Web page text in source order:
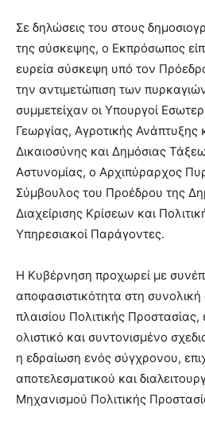
Σε δηλώσεις του στους
της σύσκεψης, ο Εκπρόσωπος
ευρεία σύσκεψη υπό τον
την αντιμετώπιση των
συμμετείχαν οι Υπουργοί
Γεωργίας, Αγροτικής Ανάπτυξης
Δικαιοσύνης και Δημόσιας
Αστυνομίας, ο Αρχιπύραρχος
Σύμβουλος του Προέδρου της
Διαχείρισης Κρίσεων και
Υπηρεσιακοί Παράγοντες.
Η Κυβέρνηση προχωρεί με
αποφασιστικότητα στη
πλαισίου Πολιτικής
ολιστικό και συντονισμένο
η εδραίωση ενός σύγχρονου,
αποτελεσματικού και
Μηχανισμού Πολιτικής